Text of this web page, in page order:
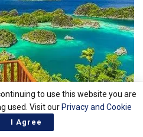
to use this website you are
used. Visit our Privacy and Cookie
I Agree